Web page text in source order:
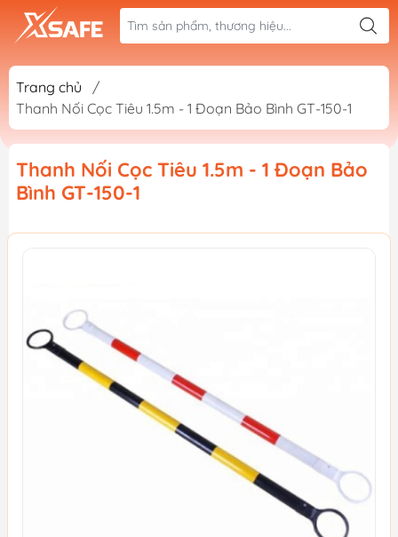
Trang chủ
/
Thanh Nối Cọc Tiêu 1.5m - 1 Đoạn Bảo Bình GT-150-1
Thanh Nối Cọc Tiêu 1.5m - 1 Đoạn Bảo
Bình GT-150-1